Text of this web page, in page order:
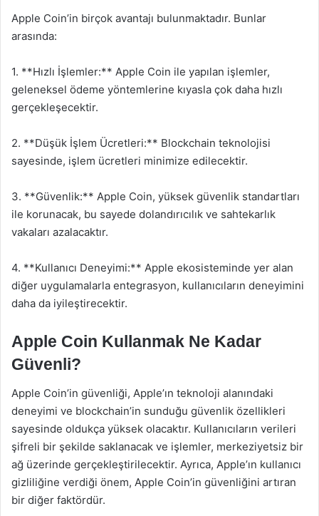
Apple Coin’in birçok avantajı bulunmaktadır. Bunlar
arasında:
1. **Hızlı İşlemler:** Apple Coin ile yapılan işlemler,
geleneksel ödeme yöntemlerine kıyasla çok daha hızlı
gerçekleşecektir.
2. **Düşük İşlem Ücretleri:** Blockchain teknolojisi
sayesinde, işlem ücretleri minimize edilecektir.
3. **Güvenlik:** Apple Coin, yüksek güvenlik standartları
ile korunacak, bu sayede dolandırıcılık ve sahtekarlık
vakaları azalacaktır.
4. **Kullanıcı Deneyimi:** Apple ekosisteminde yer alan
diğer uygulamalarla entegrasyon, kullanıcıların deneyimini
daha da iyileştirecektir.
Apple Coin Kullanmak Ne Kadar
Güvenli?
Apple Coin’in güvenliği, Apple’ın teknoloji alanındaki
deneyimi ve blockchain’in sunduğu güvenlik özellikleri
sayesinde oldukça yüksek olacaktır. Kullanıcıların verileri
şifreli bir şekilde saklanacak ve işlemler, merkeziyetsiz bir
ağ üzerinde gerçekleştirilecektir. Ayrıca, Apple’ın kullanıcı
gizliliğine verdiği önem, Apple Coin’in güvenliğini artıran
bir diğer faktördür.